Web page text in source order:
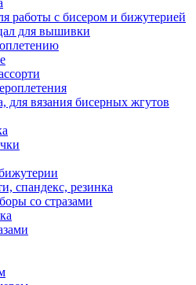
работы с бисером и бижутерией
для вышивки
для вязания бисерных жгутов
спандекс, резинка
со стразами